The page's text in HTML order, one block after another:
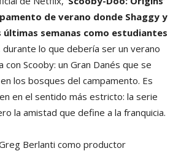
de verano donde Shaggy y
últimas semanas como estudiantes
durante lo que debería ser un verano
con Scooby: un Gran Danés que se
los bosques del campamento. Es
en el sentido más estricto: la serie
la amistad que define a la franquicia.
Berlanti como productor